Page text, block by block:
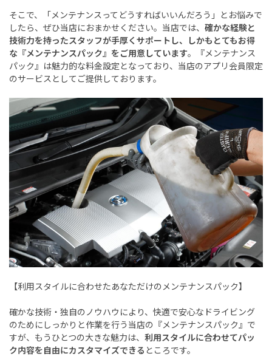
そこで、「メンテナンスってどうすればいいんだろう」とお悩みで
したら、ぜひ当店におまかせください。当店では、 確かな経験と
技術力を持ったスタッフが手厚くサポートし、しかもとてもお得
な『メンテナンスパック』をご用意しています。『メンテナンス
パック』は魅力的な料金設定となっており、当店のアプリ会員限定
のサービスとしてご提供しております。
【利用スタイルに合わせたあなただけのメンテナンスパック】
確かな技術・独自のノウハウにより、快適で安心なドライビング
のためにしっかりと作業を行う当店の『メンテナンスパック』で
すが、もうひとつの大きな魅力は、 利用スタイルに合わせてパッ
ク内容を自由にカスタマイズできる ところです。